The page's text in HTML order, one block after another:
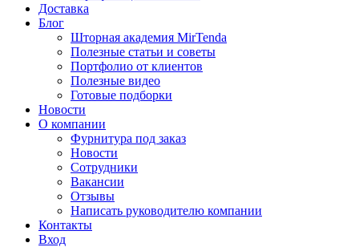
Доставка
Блог
Шторная академия MirTenda
Полезные статьи и советы
Портфолио от клиентов
Полезные видео
Готовые подборки
Новости
О компании
Фурнитура под заказ
Новости
Сотрудники
Вакансии
Отзывы
Написать руководителю компании
Контакты
Вход